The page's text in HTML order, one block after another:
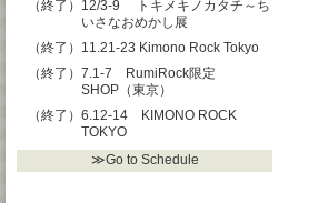
（終了）12/3-9 トキメキノカタチ～ち
いさなおめかし展
（終了）11.21-23 Kimono Rock Tokyo
（終了）7.1-7 RumiRock限定
SHOP（東京）
（終了）6.12-14 KIMONO ROCK
TOKYO
≫Go to Schedule